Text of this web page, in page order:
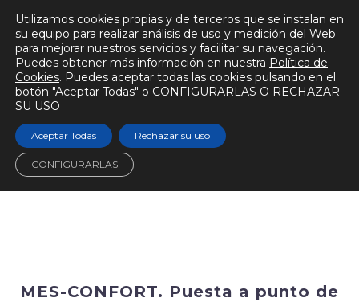
MES-CONFORT. Puesta a punto de
Utilizamos cookies propias y de terceros que se instalan en
su equipo para realizar análisis de uso y medición del Web
para mejorar nuestros servicios y facilitar su navegación.
Puedes obtener más información en nuestra Política de
Cookies. Puedes aceptar todas las cookies pulsando en el
botón "Aceptar Todas" o CONFIGURARLAS O RECHAZAR
SU USO
Aceptar Todas Rechazar su uso
CONFIGURARLAS